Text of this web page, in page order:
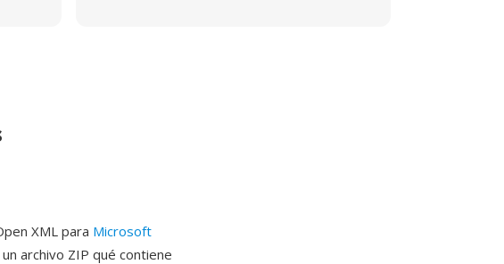
XML para Microsoft
archivo ZIP qué contiene